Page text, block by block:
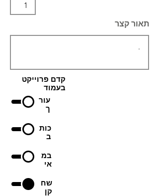
תאור קצר
קדם פרוייקט
בעמוד
עור
ך
כות
ב
במ
אי
שח
קן